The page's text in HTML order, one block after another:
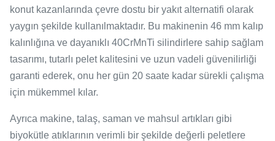
konut kazanlarında çevre dostu bir yakıt alternatifi olarak
yaygın şekilde kullanılmaktadır. Bu makinenin 46 mm kalıp
kalınlığına ve dayanıklı 40CrMnTi silindirlere sahip sağlam
tasarımı, tutarlı pelet kalitesini ve uzun vadeli güvenilirliği
garanti ederek, onu her gün 20 saate kadar sürekli çalışma
için mükemmel kılar.
Ayrıca makine, talaş, saman ve mahsul artıkları gibi
biyokütle atıklarının verimli bir şekilde değerli peletlere